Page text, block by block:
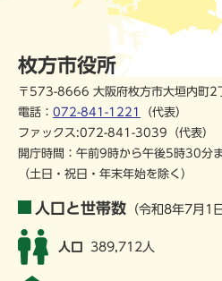
枚方市役所
〒573-8666 大阪府枚方市大垣内町2
電話： 072-841-1221
（代表）
ファックス:072-841-3039（代表）
開庁時間：午前9時から午後5時30分
（土日・祝日・年末年始を除く）
人口と世帯数 （令和8年7月1
人口 389,712人